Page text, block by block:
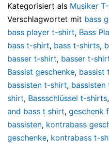
Kategorisiert als Musiker
Verschlagwortet mit bass
bass player t-shirt, Bass
bass t-shirt, bass t-shirts,
basser t-shirt, basser t-
Bassist geschenke, bassist
bassisten t-shirt,
shirt, Bassschlüssel t-shirts,
and bass t shirt, geschenk
bassisten, kontrabass
geschenke, kontrabass t-